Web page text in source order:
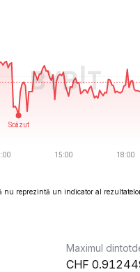
nu reprezintă un indicator al
Maximul